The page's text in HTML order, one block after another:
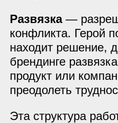
Развязка—
конфликта. Герой
находит решение,
брендинге
продукт или
преодолеть
Эта структура